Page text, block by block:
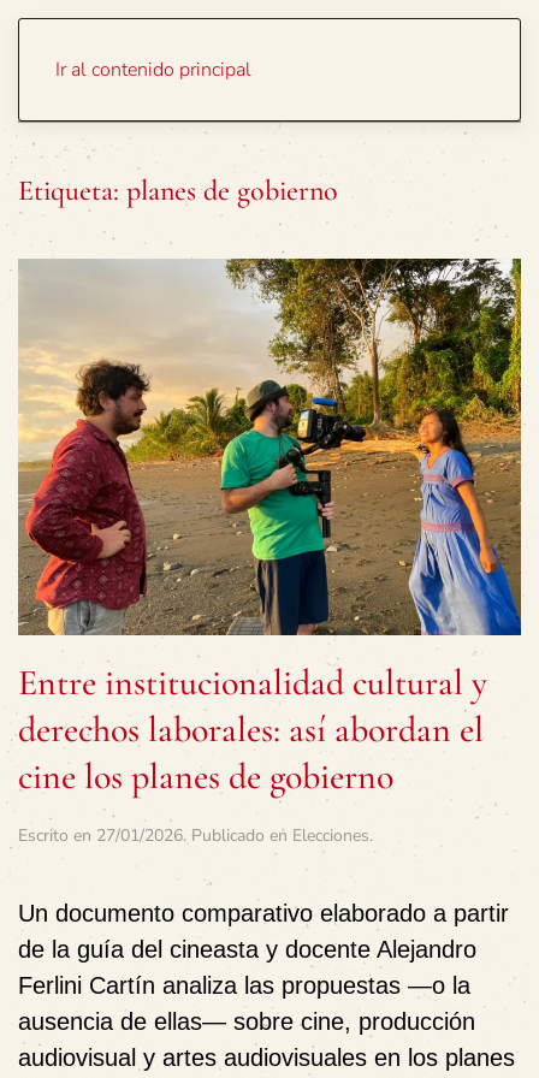
Ir al contenido principal
Etiqueta: planes de gobierno
Entre institucionalidad cultural y
derechos laborales: así abordan el
cine los planes de gobierno
Escrito en 27/01/2026. Publicado en Elecciones.
Un documento comparativo elaborado a partir
de la guía del cineasta y docente Alejandro
Ferlini Cartín analiza las propuestas —o la
ausencia de ellas— sobre cine, producción
audiovisual y artes audiovisuales en los planes